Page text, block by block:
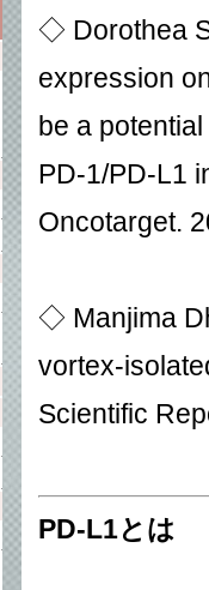
◇ Dorothea
expression
be a
PD-1/PD-L1
Oncotarget.
◇ Manjima
vortex-
Scientific
PD-L1とは